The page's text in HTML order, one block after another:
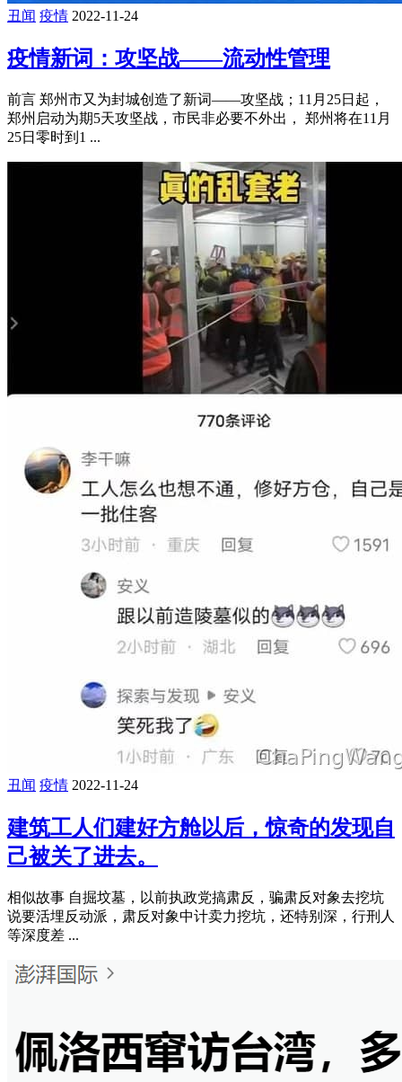
丑闻 疫情 2022-11-24
疫情新词：攻坚战——流动性管理
前言 郑州市又为封城创造了新词——攻坚战；11月25日起，
郑州启动为期5天攻坚战，市民非必要不外出， 郑州将在11月
25日零时到1 ...
丑闻 疫情 2022-11-24
建筑工人们建好方舱以后，惊奇的发现自
己被关了进去。
相似故事 自掘坟墓，以前执政党搞肃反，骗肃反对象去挖坑
说要活埋反动派，肃反对象中计卖力挖坑，还特别深，行刑人
等深度差 ...